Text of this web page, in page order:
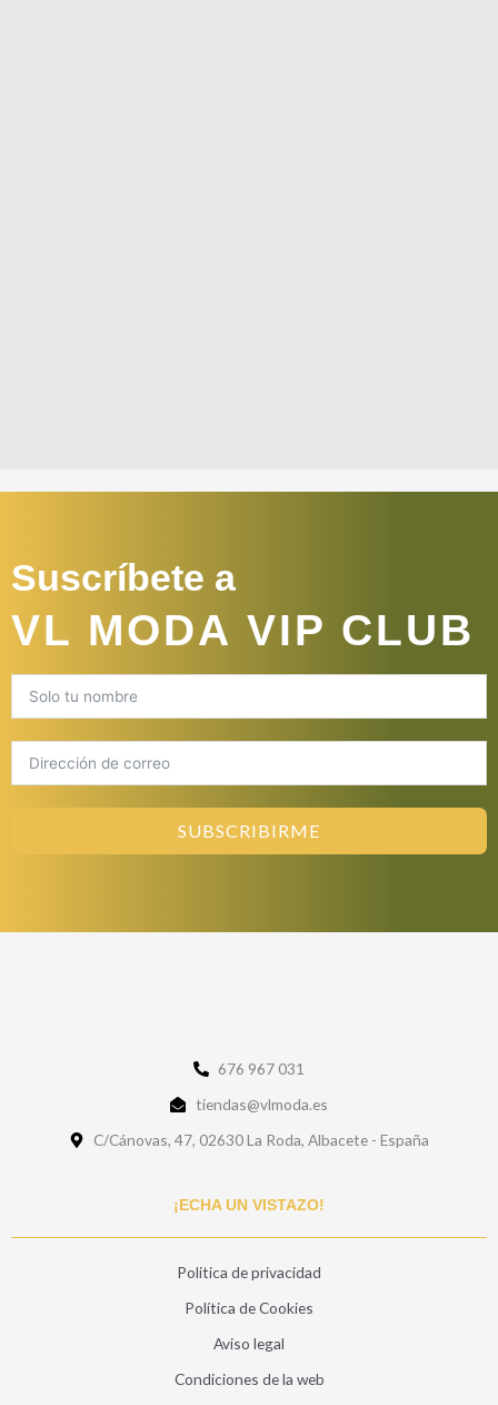
Suscríbete a
VL MODA VIP CLUB
SUBSCRIBIRME
676 967 031
tiendas@vlmoda.es
C/Cánovas, 47, 02630 La Roda, Albacete - España
¡ECHA UN VISTAZO!
Politica de privacidad
Política de Cookies
Aviso legal
Condiciones de la web